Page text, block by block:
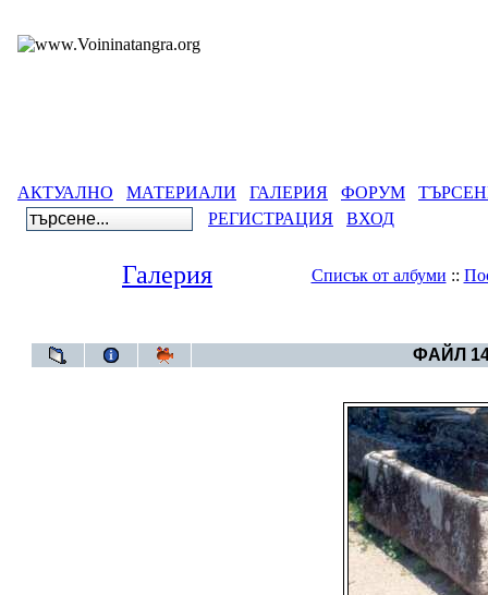
АКТУАЛНО МАТЕРИАЛИ ГАЛЕРИЯ ФОРУМ
РЕГИСТРАЦИЯ
ВХОД
Галерия Списък от албуми ::
ФАЙЛ